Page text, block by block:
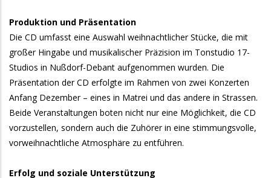
Produktion und Präsentation
Die CD umfasst eine Auswahl weihnachtlicher Stücke, die mit
großer Hingabe und musikalischer Präzision im Tonstudio 17-
Studios in Nußdorf-Debant aufgenommen wurden. Die
Präsentation der CD erfolgte im Rahmen von zwei Konzerten
Anfang Dezember – eines in Matrei und das andere in Strassen.
Beide Veranstaltungen boten nicht nur eine Möglichkeit, die CD
vorzustellen, sondern auch die Zuhörer in eine stimmungsvolle,
vorweihnachtliche Atmosphäre zu entführen.
Erfolg und soziale Unterstützung